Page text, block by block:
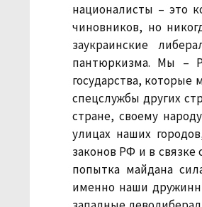
националисты – это
чиновников, но
заукраинские
пантюркизма. Мы –
государства,
спецслужбы других
стране, своему
улицах наших
законов РФ и в
попытка майдана
именно наши